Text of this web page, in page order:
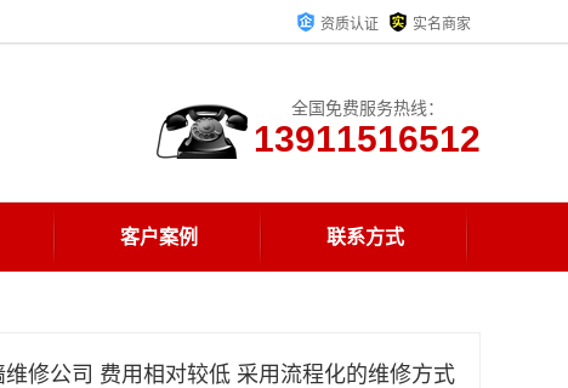
资质认证 实名商家
全国免费服务热线：
13911516512
客户案例 联系方式
修公司 费用相对较低 采用流程化的维修方式